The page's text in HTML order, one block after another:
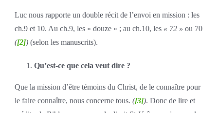
Luc nous rapporte un double récit de l’envoi en mission : les
ch.9 et 10. Au ch.9, les « douze » ; au ch.10, les« 72 » ou 70
([2])(selon les manuscrits).
Qu’est-ce que cela veut dire ?
Que la mission d’être témoins du Christ, de le connaître pour
le faire connaître, nous concerne tous. ([3]). Donc de lire et